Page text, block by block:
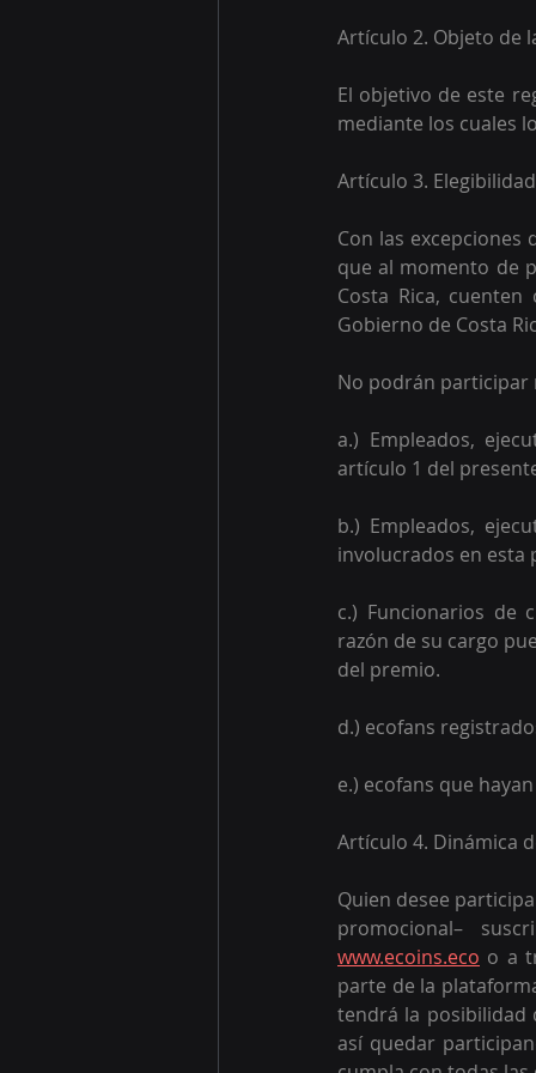
Artículo 2. Objeto de
El objetivo de este
mediante los cuales
Artículo 3.
Con las
que al momento de
Costa Rica,
Gobierno de Costa
No podrán participar
a.) Empleados,
artículo 1 del
b.) Empleados,
involucrados en
c.) Funcionarios de
razón de su cargo
del premio.
d.) ecofans
e.) ecofans que
Artículo 4. Dinámica
Quien desee
www.ecoins.eco o a
parte de la
tendrá la posibilidad
así quedar